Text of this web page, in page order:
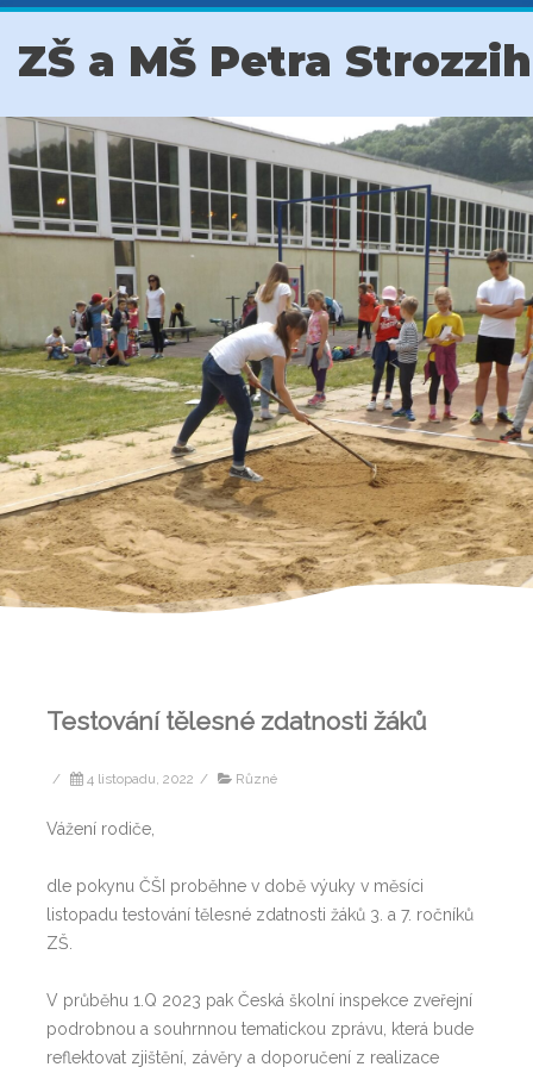
ZŠ a MŠ Petra
Testování tělesné zdatnosti žáků
/ 4 listopadu, 2022 / Různé
Vážení rodiče,
dle pokynu ČŠI proběhne v době výuky v měsíci
listopadu testování tělesné zdatnosti žáků 3. a 7. ročníků
ZŠ.
V průběhu 1.Q 2023 pak Česká školní inspekce zveřejní
podrobnou a souhrnnou tematickou zprávu, která bude
reflektovat zjištění, závěry a doporučení z realizace